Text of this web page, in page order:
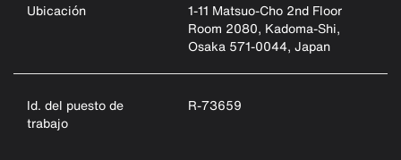
Ubicación
1-11 Matsuo-Cho 2nd Floor
Room 2080, Kadoma-Shi,
Osaka 571-0044, Japan
Id. del puesto de
trabajo
R-73659